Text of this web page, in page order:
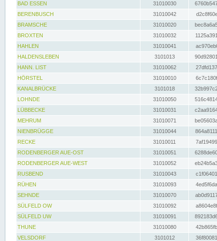
BAD ESSEN
31010030
BERENBUSCH
31010042
BRAMSCHE
31010020
BROXTEN
31010032
HAHLEN
31010041
HALDENSLEBEN
3101013
HANN. LIST
31010062
HÖRSTEL
31010010
KANALBRÜCKE
3101018
LOHNDE
31010050
LÜBBECKE
31010031
MEHRUM
31010071
NIENBRÜGGE
31010044
RECKE
31010011
RODENBERGER AUE-OST
31010051
RODENBERGER AUE-WEST
31010052
RUSBEND
31010043
RÜHEN
31010093
SEHNDE
31010070
SÜLFELD OW
31010092
SÜLFELD UW
31010091
THUNE
31010080
VELSDORF
3101012